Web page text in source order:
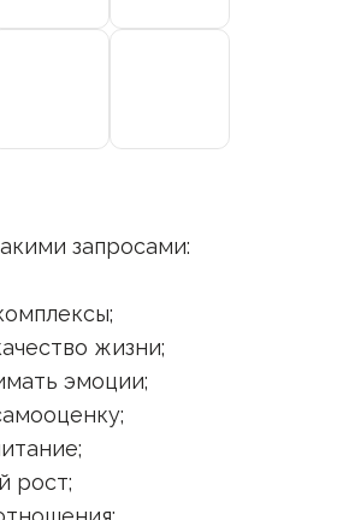
запросами:
жизни;
эмоции;
рост;